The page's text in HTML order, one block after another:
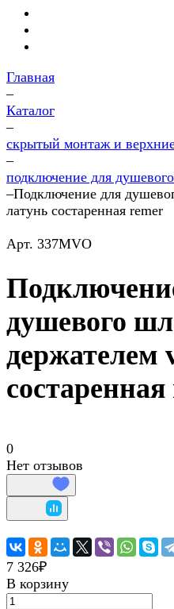
Главная
–
Каталог
–
скрытый монтаж и
–
подключение для
–Подключение для
латунь состаренная remer
Арт. 337MVO
душевого
держателем
0
Нет отзывов
7 326₽
В корзину